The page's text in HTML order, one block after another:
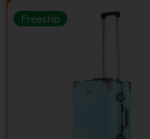
Freeship